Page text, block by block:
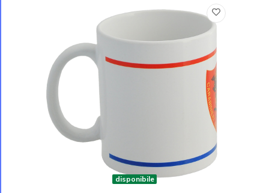
disponibile